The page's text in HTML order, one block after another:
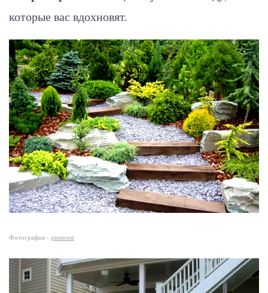
которые вас вдохновят.
Фотография - pinterest